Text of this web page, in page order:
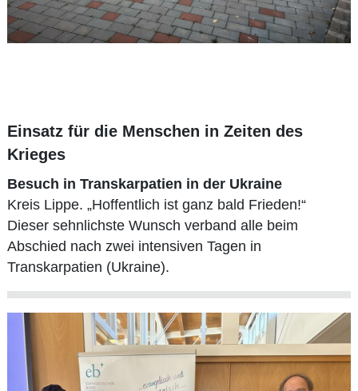
Einsatz für die Menschen in Zeiten des
Krieges
Besuch in Transkarpatien in der Ukraine
Kreis Lippe. „Hoffentlich ist ganz bald Frieden!“
Dieser sehnlichste Wunsch verband alle beim
Abschied nach zwei intensiven Tagen in
Transkarpatien (Ukraine).